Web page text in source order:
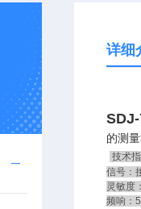
详细
的测
技术
信号：
灵敏度
频响：